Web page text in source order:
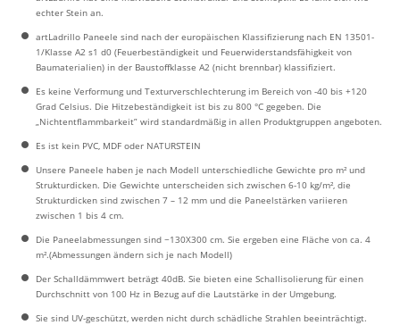
echter Stein an.
artLadrillo Paneele sind nach der europäischen Klassifizierung nach EN 13501-
1/Klasse A2 s1 d0 (Feuerbeständigkeit und Feuerwiderstandsfähigkeit von
Baumaterialien) in der Baustoffklasse A2 (nicht brennbar) klassifiziert.
Es keine Verformung und Texturverschlechterung im Bereich von -40 bis +120
Grad Celsius. Die Hitzebeständigkeit ist bis zu 800 °C gegeben. Die
„Nichtentflammbarkeit” wird standardmäßig in allen Produktgruppen angeboten.
Es ist kein PVC, MDF oder NATURSTEIN
Unsere Paneele haben je nach Modell unterschiedliche Gewichte pro m² und
Strukturdicken. Die Gewichte unterscheiden sich zwischen 6-10 kg/m², die
Strukturdicken sind zwischen 7 – 12 mm und die Paneelstärken variieren
zwischen 1 bis 4 cm.
Die Paneelabmessungen sind ~130X300 cm. Sie ergeben eine Fläche von ca. 4
m².(Abmessungen ändern sich je nach Modell)
Der Schalldämmwert beträgt 40dB. Sie bieten eine Schallisolierung für einen
Durchschnitt von 100 Hz in Bezug auf die Lautstärke in der Umgebung.
Sie sind UV-geschützt, werden nicht durch schädliche Strahlen beeinträchtigt.